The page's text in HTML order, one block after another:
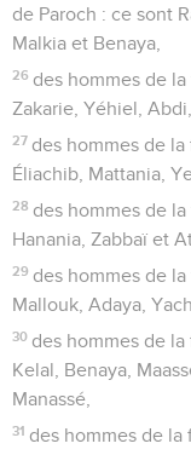
de Paroch : ce sont
Malkia et Benaya,
26 des hommes de la
Zakarie, Yéhiel,
27 des hommes de
Éliachib, Mattania,
28 des hommes de
Hanania, Zabbaï et
29 des hommes de
Mallouk, Adaya,
30 des hommes de la
Kelal, Benaya,
Manassé,
31 des hommes de la